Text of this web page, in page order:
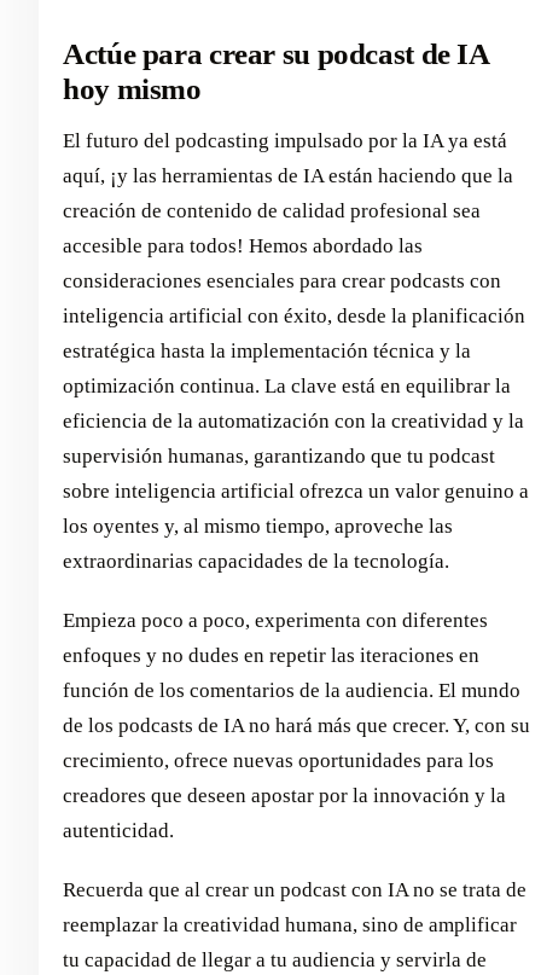
Actúe para crear su podcast de IA
hoy mismo
El futuro del podcasting impulsado por la IA ya está
aquí, ¡y las herramientas de IA están haciendo que la
creación de contenido de calidad profesional sea
accesible para todos! Hemos abordado las
consideraciones esenciales para crear podcasts con
inteligencia artificial con éxito, desde la planificación
estratégica hasta la implementación técnica y la
optimización continua. La clave está en equilibrar la
eficiencia de la automatización con la creatividad y la
supervisión humanas, garantizando que tu podcast
sobre inteligencia artificial ofrezca un valor genuino a
los oyentes y, al mismo tiempo, aproveche las
extraordinarias capacidades de la tecnología.
Empieza poco a poco, experimenta con diferentes
enfoques y no dudes en repetir las iteraciones en
función de los comentarios de la audiencia. El mundo
de los podcasts de IA no hará más que crecer. Y, con su
crecimiento, ofrece nuevas oportunidades para los
creadores que deseen apostar por la innovación y la
autenticidad.
Recuerda que al crear un podcast con IA no se trata de
reemplazar la creatividad humana, sino de amplificar
tu capacidad de llegar a tu audiencia y servirla de